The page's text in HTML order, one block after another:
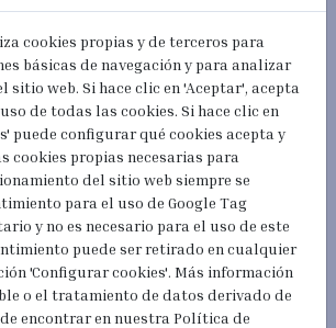
y Visados
vivir en el mejor país del mundo?
vivir en España
cookies propias y de terceros para
básicas de navegación y para analizar
sitio web. Si hace clic en 'Aceptar', acepta
de todas las cookies. Si hace clic en
puede configurar qué cookies acepta y
cookies propias necesarias para
del sitio web siempre se
para el uso de Google Tag
y no es necesario para el uso de este
puede ser retirado en cualquier
'Configurar cookies'. Más información
o el tratamiento de datos derivado de
encontrar en nuestra Política de